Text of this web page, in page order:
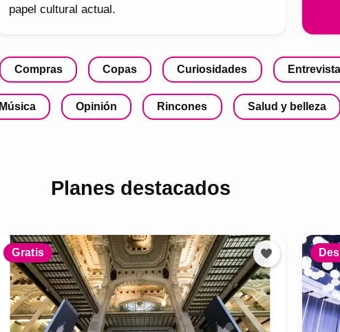
papel cultural actual.
Compras Copas Curiosidades
Música Opinión Rincones Salud y belleza
Planes destacados
Gratis